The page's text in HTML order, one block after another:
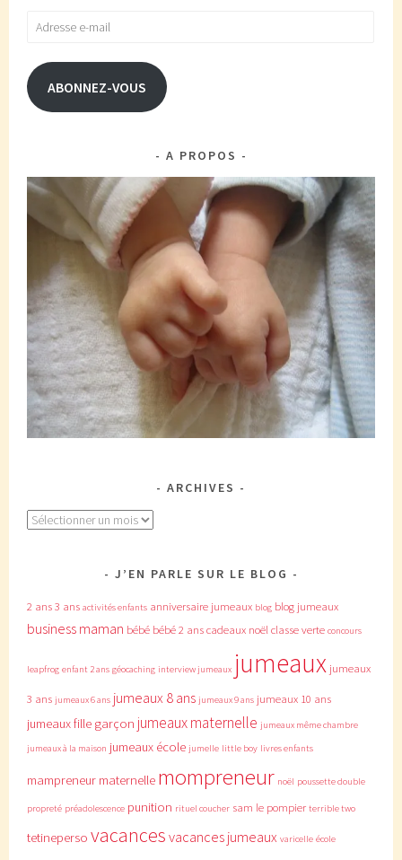
Adresse
mail
ABONNEZ-VOUS
A PROPOS
ARCHIVES
Archives
J’EN PARLE SUR LE BLOG
2 ans3 ans activités enfants anniversaire jumeaux blog blog jumeaux
business maman bébé bébé 2 anscadeaux noëlclasse verte concours
leapfrog enfant 2 ans géocaching interview jumeaux jumeaux jumeaux
3 ans jumeaux 6 ans jumeaux 8 ans jumeaux 9 ans jumeaux 10 ans
jumeaux fille garçon jumeaux maternelle jumeaux même chambre
jumeaux à la maison jumeaux école jumelle little boy livres enfants
mampreneur maternelle mompreneur noël poussette double
propreté préadolescence punition rituel coucher sam le pompier terrible two
tetineperso vacances vacances jumeaux varicelle école